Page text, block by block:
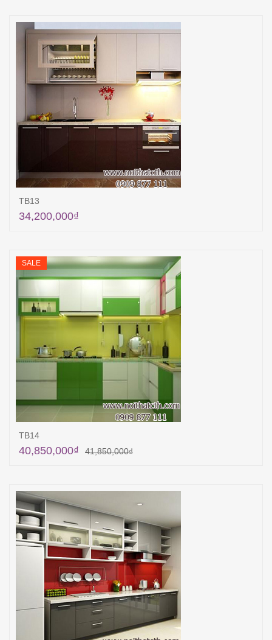
TB13
34,200,000₫
SALE
TB14
41,850,000₫
40,850,000₫